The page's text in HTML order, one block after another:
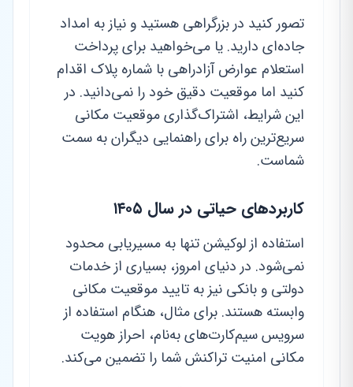
تصور کنید در بزرگراهی هستید و نیاز به امداد
جاده‌ای دارید. یا می‌خواهید برای پرداخت
استعلام عوارض آزادراهی با شماره پلاک اقدام
کنید اما موقعیت دقیق خود را نمی‌دانید. در
این شرایط، اشتراک‌گذاری موقعیت مکانی
سریع‌ترین راه برای راهنمایی دیگران به سمت
شماست.
کاربردهای حیاتی در سال ۱۴۰۵
استفاده از لوکیشن تنها به مسیریابی محدود
نمی‌شود. در دنیای امروز، بسیاری از خدمات
دولتی و بانکی نیز به تایید موقعیت مکانی
وابسته هستند. برای مثال، هنگام استفاده از
سرویس سیم‌کارت‌های به‌نام، احراز هویت
مکانی امنیت تراکنش شما را تضمین می‌کند.